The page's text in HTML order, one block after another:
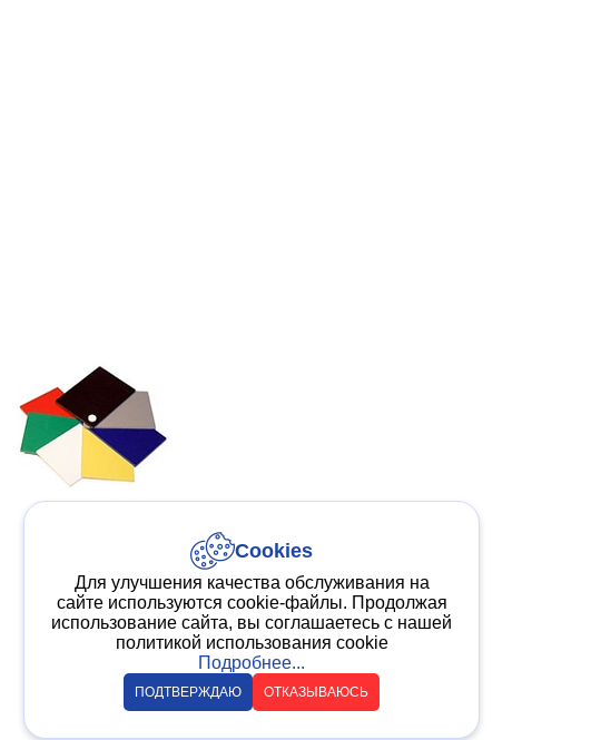
Cookies
Для улучшения качества обслуживания на
сайте используются cookie-файлы. Продолжая
использование сайта, вы соглашаетесь с нашей
политикой использования cookie
Подробнее...
ПОДТВЕРЖДАЮ ОТКАЗЫВАЮСЬ